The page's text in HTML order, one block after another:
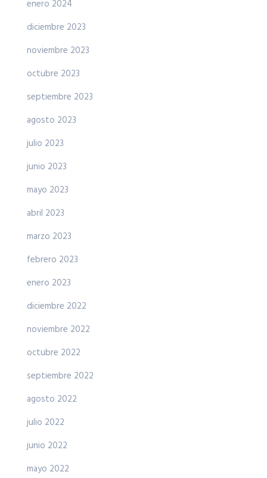
enero 2024
diciembre 2023
noviembre 2023
octubre 2023
septiembre 2023
agosto 2023
julio 2023
junio 2023
mayo 2023
abril 2023
marzo 2023
febrero 2023
enero 2023
diciembre 2022
noviembre 2022
octubre 2022
septiembre 2022
agosto 2022
julio 2022
junio 2022
mayo 2022